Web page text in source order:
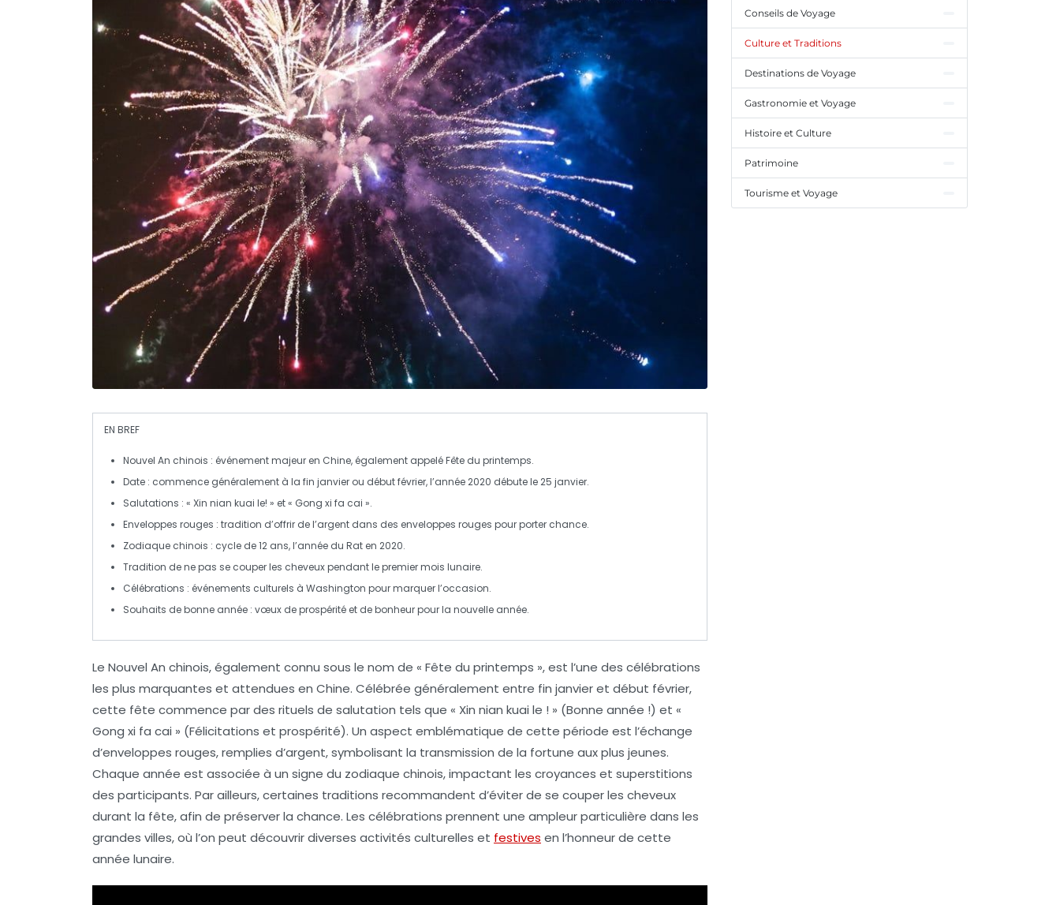
EN BREF
Nouvel An chinois : événement majeur en Chine, également appeléFête du printemps.
Date : commence généralement à la fin janvier ou début février, l’année 2020 débute le25 janvier.
Salutations : « Xin nian kuai le! » et « Gong xi fa cai ».
Enveloppes rouges : tradition d’offrir de l’argent dans des enveloppes rouges pour porter chance.
Zodiaque chinois : cycle de 12 ans, l’année du Rat en 2020.
Tradition de ne pas se couper les cheveux pendant lepremier mois lunaire.
Célébrations : événements culturels à Washington pour marquer l’occasion.
Souhaits de bonne année : vœux de prospérité et de bonheur pour la nouvelle année.
Le Nouvel An chinois, également connu sous le nom de « Fête du printemps », est l’une des célébrations
les plus marquantes et attendues en Chine. Célébrée généralement entre fin janvier et début février,
cette fête commence par des rituels de salutation tels que « Xin nian kuai le ! » (Bonne année !) et «
Gong xi fa cai » (Félicitations et prospérité). Un aspect emblématique de cette période est l’échange
d’enveloppes rouges, remplies d’argent, symbolisant la transmission de la fortune aux plus jeunes.
Chaque année est associée à un signe du zodiaque chinois, impactant les croyances et superstitions
des participants. Par ailleurs, certaines traditions recommandent d’éviter de se couper les cheveux
durant la fête, afin de préserver la chance. Les célébrations prennent une ampleur particulière dans les
grandes villes, où l’on peut découvrir diverses activités culturelles et festives en l’honneur de cette
année lunaire.
Conseils de Voyage
Culture et Traditions
Destinations de Voyage
Gastronomie et Voyage
Histoire et Culture
Patrimoine
Tourisme et Voyage